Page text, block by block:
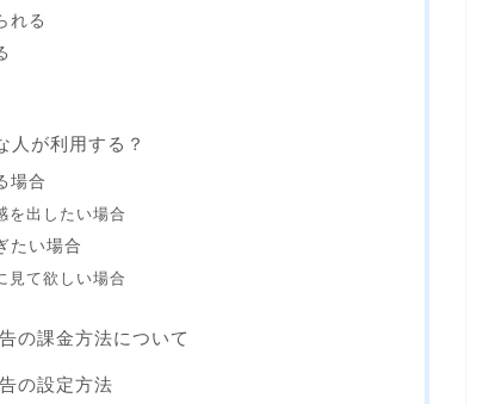
れる
人が利用する？
場合
を出したい場合
たい場合
見て欲しい場合
の課金方法について
の設定方法